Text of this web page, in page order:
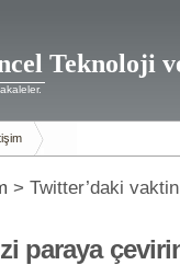
Teknoloji
> Twitter’daki
paraya